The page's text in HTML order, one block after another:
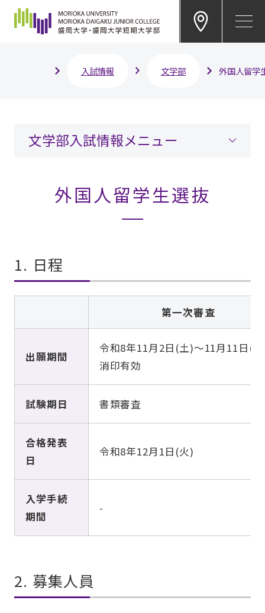
入試情報 文学部 外国人留学
文学部入試情報メニュー
外国人留学生選抜
1. 日程
第一次審査
出願期間
令和8年11月2日(土)～11月11日(
消印有効
試験期日 書類審査
合格発表
日
令和8年12月1日(火)
入学手続
期間
-
2. 募集人員